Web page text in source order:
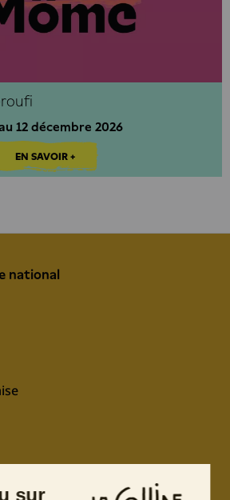
12 décembre 2026
EN SAVOIR +
national